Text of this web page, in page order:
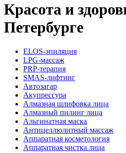
Красота и
Петербурге
ELOS-эпиляция
LPG-массаж
PRP-терапия
SMAS-лифтинг
Автозагар
Акупрессура
Алмазная шлифовка лица
Алмазный пилинг лица
Альгинатная маска
Антицеллюлитный массаж
Аппаратная косметология
Аппаратная чистка лица